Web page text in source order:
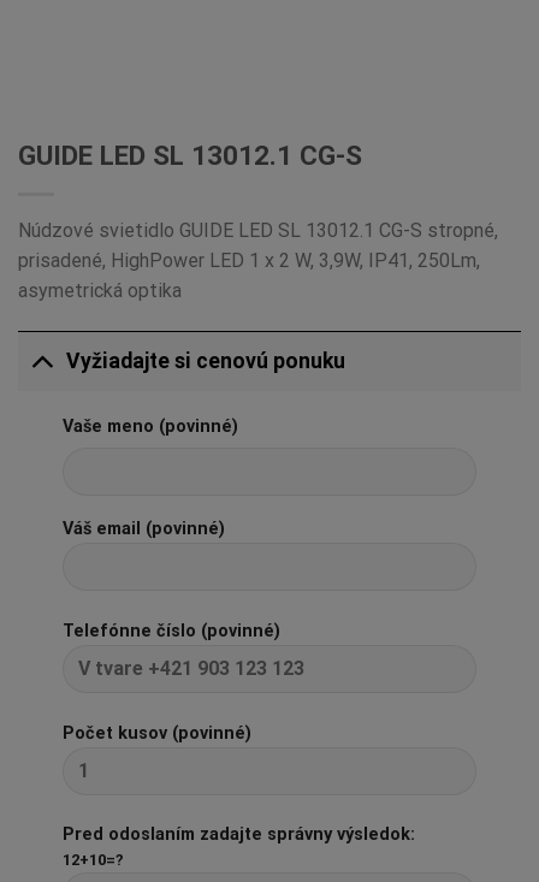
GUIDE LED SL 13012.1 CG-S
Núdzové svietidlo GUIDE LED SL 13012.1 CG-S stropné,
prisadené, HighPower LED 1 x 2 W, 3,9W, IP41, 250Lm,
asymetrická optika
Vyžiadajte si cenovú ponuku
Vaše meno (povinné)
Váš email (povinné)
Telefónne číslo (povinné)
Počet kusov (povinné)
Pred odoslaním zadajte správny výsledok:
12+10=?